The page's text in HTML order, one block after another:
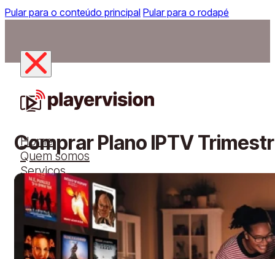
Pular para o conteúdo principal Pular para o rodapé
Home
Quem somos
Serviços
Aplicativo
Dispositivos
Planos
Solicitar teste grátis
Comprar Plano IPTV